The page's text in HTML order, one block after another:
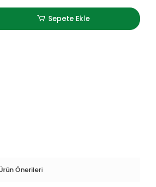
Sepete Ekle
Önerileri